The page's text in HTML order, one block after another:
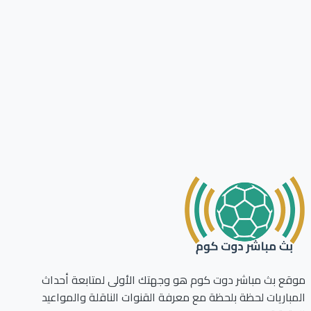
بث مباشر دوت كوم هو وجهتك الأولى لمتابعة أحداث
لحظة بلحظة مع معرفة القنوات الناقلة والمواعيد